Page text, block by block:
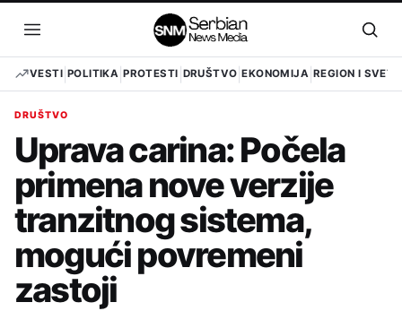
sadržaj
Otvori
meni
VESTI POLITIKA PROTESTI DRUŠTVO EKONOMIJA REGION I SVET
DRUŠTVO
Uprava carina: Počela
primena nove verzije
tranzitnog sistema,
mogući povremeni
zastoji